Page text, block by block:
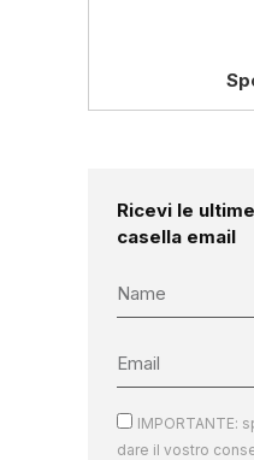
Ricevi le
casella email
IMPORTANTE:
dare il vostro